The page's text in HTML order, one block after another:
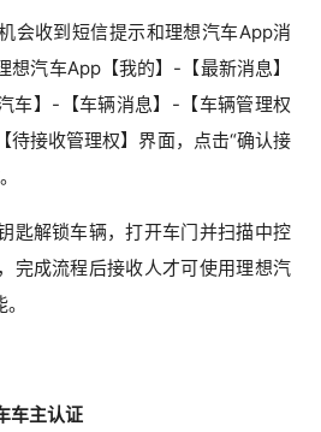
会收到短信提示和理想汽车App消
想汽车App【我的】-【最新消息】
车】-【车辆消息】-【车辆管理权
待接收管理权】界面，点击“确认接
匙解锁车辆，打开车门并扫描中控
完成流程后接收人才可使用理想汽
车主认证